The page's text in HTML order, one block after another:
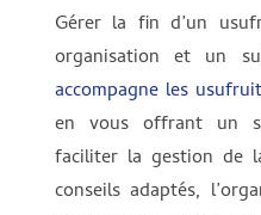
Gérer la fin d’un
organisation et un
accompagne les
en vous offrant un
faciliter la gestion de
conseils adaptés,